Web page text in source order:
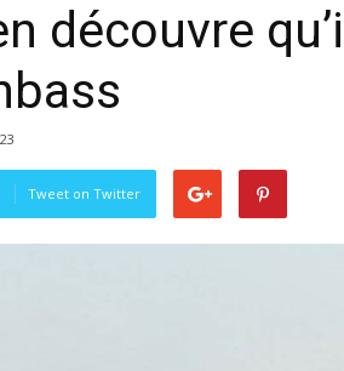
découvre
Tweet on Twitter